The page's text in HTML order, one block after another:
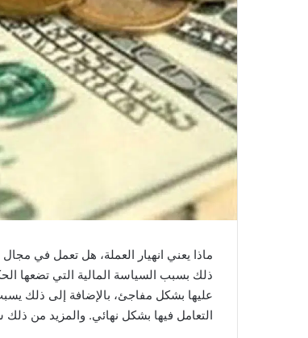
ماذا يعني انهيار العملة، هل تعمل في
ذلك بسبب السياسة المالية التي تضعها
عليها بشكل مفاجئ، بالإضافة إلى ذلك
التعامل فيها بشكل نهائي. والمزيد من